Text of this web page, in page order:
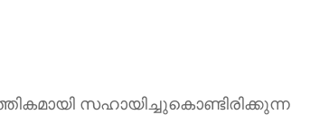
സഹായിച്ചുകൊണ്ടിരിക്കുന്ന